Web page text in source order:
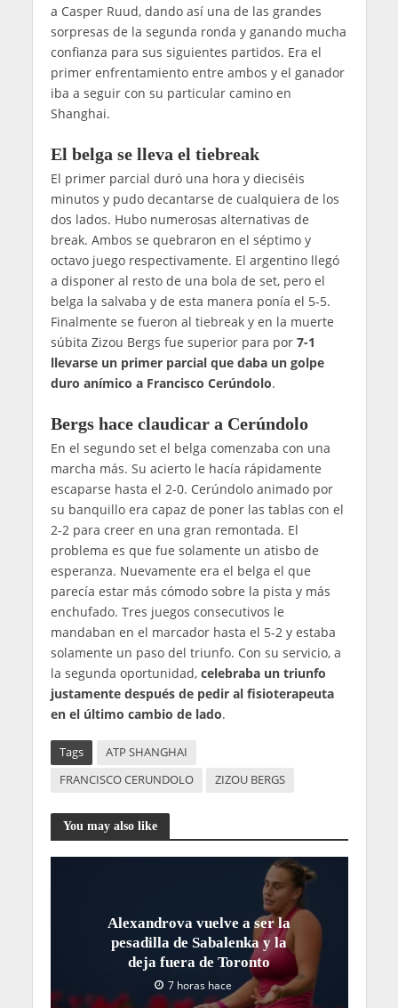
a Casper Ruud, dando así una de las grandes
sorpresas de la segunda ronda y ganando mucha
confianza para sus siguientes partidos. Era el
primer enfrentamiento entre ambos y el ganador
iba a seguir con su particular camino en
Shanghai.
El belga se lleva el tiebreak
El primer parcial duró una hora y dieciséis
minutos y pudo decantarse de cualquiera de los
dos lados. Hubo numerosas alternativas de
break. Ambos se quebraron en el séptimo y
octavo juego respectivamente. El argentino llegó
a disponer al resto de una bola de set, pero el
belga la salvaba y de esta manera ponía el 5-5.
Finalmente se fueron al tiebreak y en la muerte
súbita Zizou Bergs fue superior para por 7-1
llevarse un primer parcial que daba un golpe
duro anímico a Francisco Cerúndolo.
Bergs hace claudicar a Cerúndolo
En el segundo set el belga comenzaba con una
marcha más. Su acierto le hacía rápidamente
escaparse hasta el 2-0. Cerúndolo animado por
su banquillo era capaz de poner las tablas con el
2-2 para creer en una gran remontada. El
problema es que fue solamente un atisbo de
esperanza. Nuevamente era el belga el que
parecía estar más cómodo sobre la pista y más
enchufado. Tres juegos consecutivos le
mandaban en el marcador hasta el 5-2 y estaba
solamente un paso del triunfo. Con su servicio, a
la segunda oportunidad, celebraba un triunfo
justamente después de pedir al fisioterapeuta
en el último cambio de lado.
Tags
ATP SHANGHAI
FRANCISCO CERUNDOLO
ZIZOU BERGS
You may also like
Alexandrova vuelve a ser la
pesadilla de Sabalenka y la
deja fuera de Toronto
7 horas hace